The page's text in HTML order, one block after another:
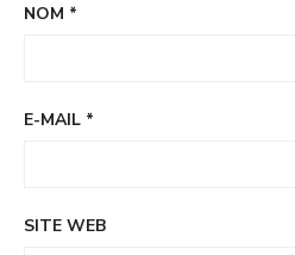
NOM *
E-MAIL *
SITE WEB